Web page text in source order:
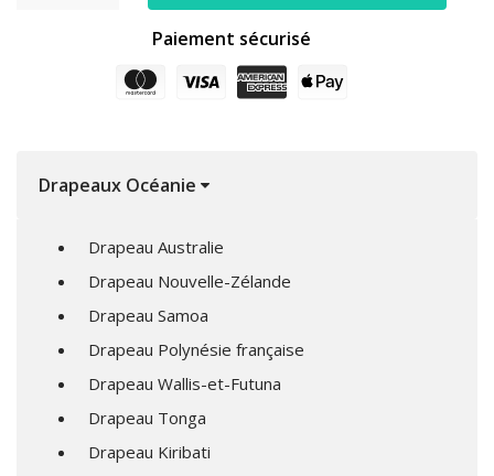
Paiement sécurisé
Drapeaux Océanie
Drapeau Australie
Drapeau Nouvelle-Zélande
Drapeau Samoa
Drapeau Polynésie française
Drapeau Wallis-et-Futuna
Drapeau Tonga
Drapeau Kiribati